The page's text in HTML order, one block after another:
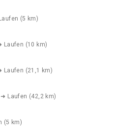
(5 km)
Laufen (10 km)
Laufen (21,1 km)
Laufen (42,2 km)
(5 km)